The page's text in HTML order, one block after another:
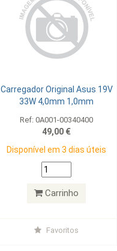
Carregador Original Asus 19V
33W 4,0mm 1,0mm
Ref: 0A001-00340400
49,00 €
Disponível em 3 dias úteis
Carrinho
Favoritos